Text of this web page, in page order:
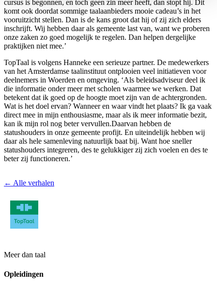
cursus is begonnen, en toch geen zin meer heeft, dan stopt hij. Dit
komt ook doordat sommige taalaanbieders mooie cadeau’s in het
vooruitzicht stellen. Dan is de kans groot dat hij of zij zich elders
inschrijft. Wij hebben daar als gemeente last van, want we proberen
onze zaken zo goed mogelijk te regelen. Dan helpen dergelijke
praktijken niet mee.’
TopTaal is volgens Hanneke een serieuze partner. De medewerkers
van het Amsterdamse taalinstituut ontplooien veel initiatieven voor
deelnemers in Woerden en omgeving. ‘Als beleidsadviseur deel ik
die informatie onder meer met scholen waarmee we werken. Dat
betekent dat ik goed op de hoogte moet zijn van de achtergronden.
Wat is het doel ervan? Wanneer en waar vindt het plaats? Ik ga vaak
direct mee in mijn enthousiasme, maar als ik meer informatie bezit,
kan ik mijn rol nog beter vervullen.Daarvan hebben de
statushouders in onze gemeente profijt. En uiteindelijk hebben wij
daar als hele samenleving natuurlijk baat bij. Want hoe sneller
statushouders integreren, des te gelukkiger zij zich voelen en des te
beter zij functioneren.’
← Alle verhalen
Meer dan taal
Opleidingen